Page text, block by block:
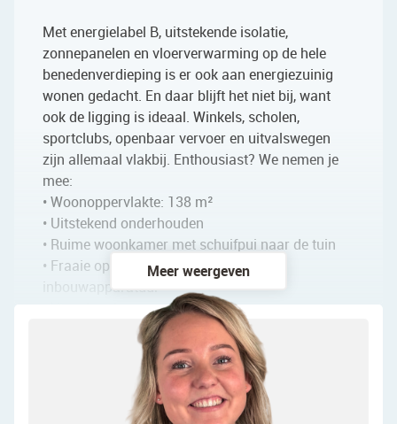
Met energielabel B, uitstekende isolatie,
zonnepanelen en vloerverwarming op de hele
benedenverdieping is er ook aan energiezuinig
wonen gedacht. En daar blijft het niet bij, want
ook de ligging is ideaal. Winkels, scholen,
sportclubs, openbaar vervoer en uitvalswegen
zijn allemaal vlakbij. Enthousiast? We nemen je
mee:
• Woonoppervlakte: 138 m²
• Uitstekend onderhouden
• Ruime woonkamer met schuifpui naar de tuin
• Fraaie open keuken met moderne
inbouwapparatuur
• Vier slaapkamers
• Fijn terras op de eerste verdieping
• Royale badkamer met toilet, urinoir, wastafel,
whirlpool en inloopdouche
• Fraai aangelegde achtertuin met volop privacy
Meer weergeven